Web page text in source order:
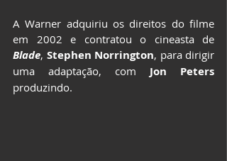
A Warner adquiriu os direitos do filme
em 2002 e contratou o cineasta de
Blade, Stephen Norrington, para dirigir
uma adaptação, com Jon Peters
produzindo.